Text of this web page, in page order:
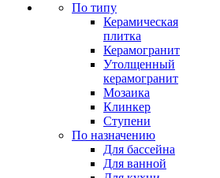
По типу
Керамическая
плитка
Керамогранит
Утолщенный
керамогранит
Мозаика
Клинкер
Ступени
По назначению
Для бассейна
Для ванной